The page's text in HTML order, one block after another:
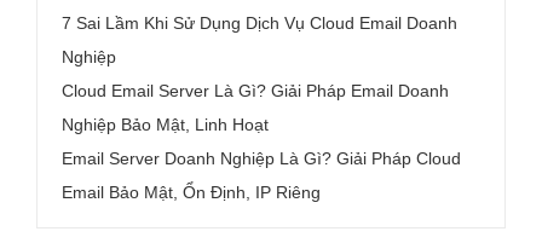
7 Sai Lầm Khi Sử Dụng Dịch Vụ Cloud Email Doanh
Nghiệp
Cloud Email Server Là Gì? Giải Pháp Email Doanh
Nghiệp Bảo Mật, Linh Hoạt
Email Server Doanh Nghiệp Là Gì? Giải Pháp Cloud
Email Bảo Mật, Ổn Định, IP Riêng